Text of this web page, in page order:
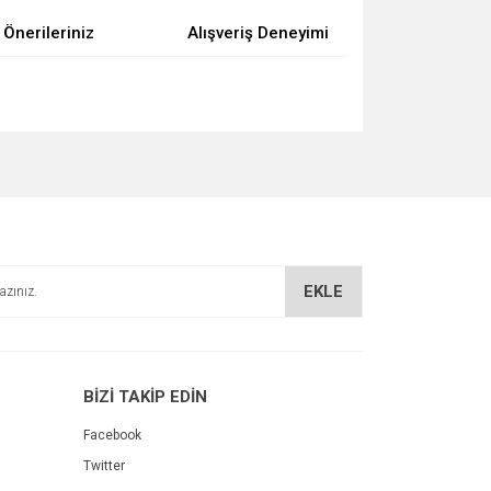
Önerileriniz Alışveriş Deneyimi
EKLE
BİZİ TAKİP EDİN
Facebook
Twitter